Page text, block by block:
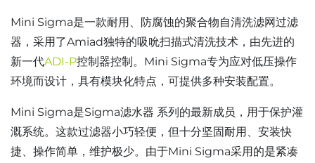
Mini Sigma是一款耐用、防腐蚀的聚合物自清洗滤网过滤
器，采用了Amiad独特的吸吮扫描式清洗技术，由先进的
新一代ADI-P控制器控制。Mini Sigma专为应对低压操作
环境而设计，具有模块化特点，可提供多种安装配置。
Mini Sigma是Sigma滤水器 系列的最新成员，用于保护灌
溉系统。这款过滤器小巧轻便，但十分坚固耐用、安装快
捷、操作简单，维护极少。由于Mini Sigma采用的是紧凑